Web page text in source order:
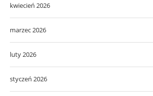
kwiecień 2026
marzec 2026
luty 2026
styczeń 2026